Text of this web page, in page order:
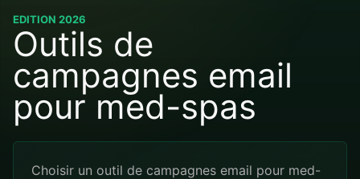
EDITION 2026
Outils de
campagnes email
pour med-spas
Choisir un outil de campagnes email pour med-